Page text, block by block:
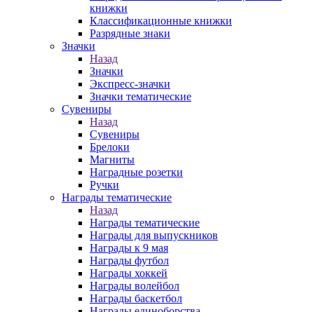
книжки
Классификационные книжки
Разрядные знаки
Значки
Назад
Значки
Экспресс-значки
Значки тематические
Сувениры
Назад
Сувениры
Брелоки
Магниты
Наградные розетки
Ручки
Награды тематические
Назад
Награды тематические
Награды для выпускников
Награды к 9 мая
Награды футбол
Награды хоккей
Награды волейбол
Награды баскетбол